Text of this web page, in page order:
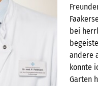
bei
andere
konnte
Garten